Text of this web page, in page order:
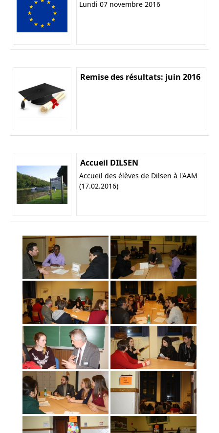
Lundi 07 novembre 2016
Remise des résultats: juin 2016
Accueil DILSEN
Accueil des élèves de Dilsen à l'AAM
(17.02.2016)